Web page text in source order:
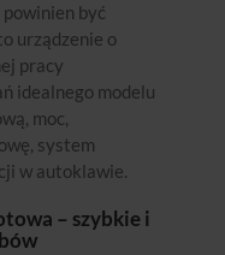
być
urządzenie o
pracy
idealnego modelu
moc,
system
w autoklawie.
– szybkie i